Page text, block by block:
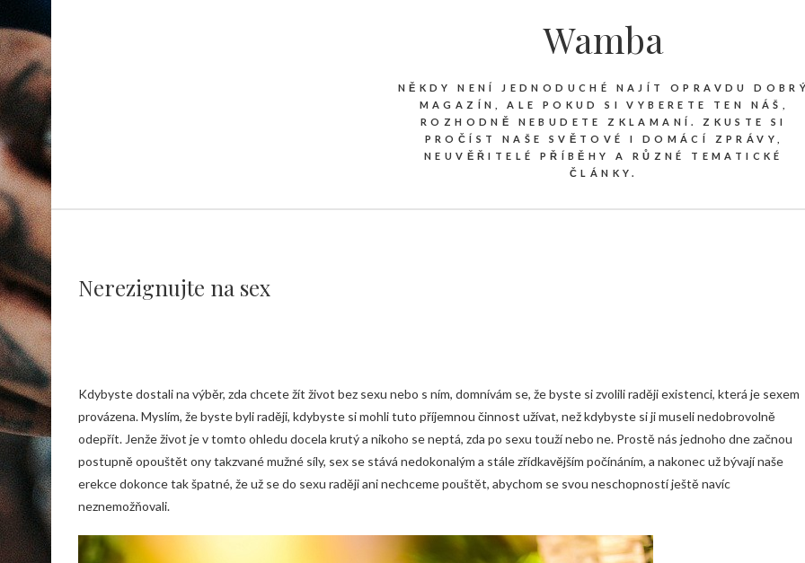
Wamba
NĚKDY NENÍ JEDNODUCHÉ NAJÍT OPRAVDU
MAGAZÍN, ALE POKUD SI VYBERETE TEN NÁŠ,
ROZHODNĚ NEBUDETE ZKLAMANÍ. ZKUSTE SI
PROČÍST NAŠE SVĚTOVÉ I DOMÁCÍ ZPRÁVY,
NEUVĚŘITELÉ PŘÍBĚHY A RŮZNÉ TEMATICKÉ
ČLÁNKY.
Nerezignujte na sex
Kdybyste dostali na výběr, zda chcete žít život bez sexu nebo s ním, domnívám se, že byste si zvolili raději existenci, která je sexem
provázena. Myslím, že byste byli raději, kdybyste si mohli tuto příjemnou činnost užívat, než kdybyste si ji museli nedobrovolně
odepřít. Jenže život je v tomto ohledu docela krutý a nikoho se neptá, zda po sexu touží nebo ne. Prostě nás jednoho dne začnou
postupně opouštět ony takzvané mužné síly, sex se stává nedokonalým a stále zřídkavějším počínáním, a nakonec už bývají naše
erekce dokonce tak špatné, že už se do sexu raději ani nechceme pouštět, abychom se svou neschopností ještě navíc
neznemožňovali.